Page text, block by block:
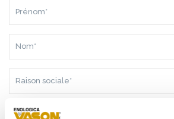
SOCIALE*
PAYS*